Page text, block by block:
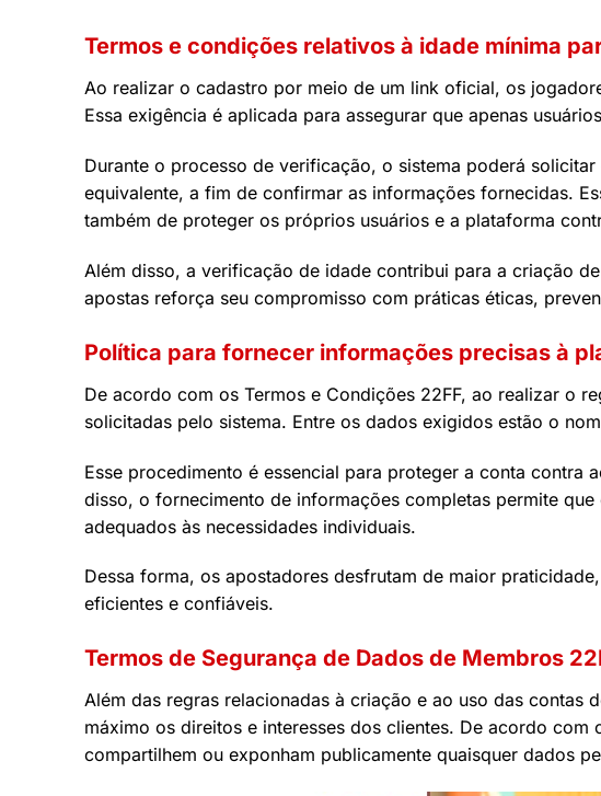
Termos e condições relativos à idade mínima
Ao realizar o cadastro por meio de um link oficial, os
Essa exigência é aplicada para assegurar que apenas
Durante o processo de verificação, o sistema poderá
equivalente, a fim de confirmar as informações fornecidas.
também de proteger os próprios usuários e a plataforma
Além disso, a verificação de idade contribui para a criação
apostas reforça seu compromisso com práticas éticas,
Política para fornecer informações precisas à
De acordo com os Termos e Condições 22FF, ao realizar o
solicitadas pelo sistema. Entre os dados exigidos estão o
Esse procedimento é essencial para proteger a conta contra
disso, o fornecimento de informações completas permite
adequados às necessidades individuais.
Dessa forma, os apostadores desfrutam de maior
eficientes e confiáveis.
Termos de Segurança de Dados de Membros
Além das regras relacionadas à criação e ao uso das
máximo os direitos e interesses dos clientes. De acordo
compartilhem ou exponham publicamente quaisquer dados